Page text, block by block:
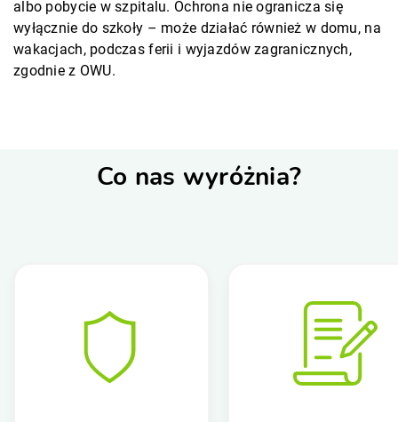
albo pobycie w szpitalu. Ochrona nie ogranicza się
wyłącznie do szkoły – może działać również w domu, na
wakacjach, podczas ferii i wyjazdów zagranicznych,
zgodnie z OWU.
Co nas wyróżnia?